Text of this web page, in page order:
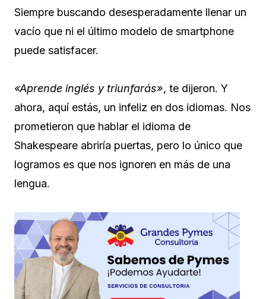
Siempre buscando desesperadamente llenar un
vacío que ni el último modelo de smartphone
puede satisfacer.
«Aprende inglés y triunfarás», te dijeron. Y
ahora, aquí estás, un infeliz en dos idiomas. Nos
prometieron que hablar el idioma de
Shakespeare abriría puertas, pero lo único que
logramos es que nos ignoren en más de una
lengua.